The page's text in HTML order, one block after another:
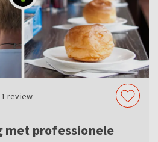
1 review
met professionele